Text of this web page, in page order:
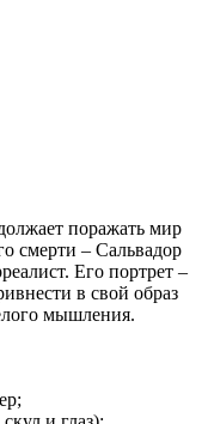
поражать мир
смерти – Сальвадор
Его портрет –
в свой образ
мышления.